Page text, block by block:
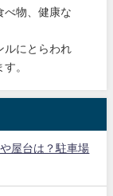
べ物、健康な
にとらわれ
。
屋台は？駐車場